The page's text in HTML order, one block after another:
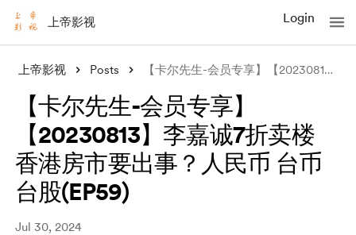
上帝影视 Login
上帝影视 Posts 【卡尔先生-会员专享】【20230813】李嘉诚7折卖楼 香港房市要出事？人民币
【卡尔先生-会员专享】
【20230813】李嘉诚7折卖楼
香港房市要出事？人民币 台币
台股(EP59)
Jul 30, 2024